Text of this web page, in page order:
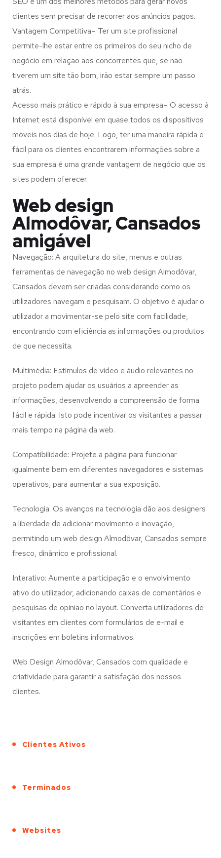
clientes sem precisar de recorrer aos anúncios pagos.
Vantagem Competitiva– Ter um site profissional
permite-lhe estar entre os primeiros do seu nicho de
negócio em relação aos concorrentes que, se não
tiverem um site tão bom, irão estar sempre um passo
atrás.
Acesso mais prático e rápido à sua empresa– O acesso à
Internet está disponível em quase todos os dispositivos
móveis nos dias de hoje. Logo, ter uma maneira rápida e
fácil para os clientes encontrarem informações sobre a
sua empresa é uma grande vantagem de negócio que os
sites podem oferecer.
Web design
Almodôvar, Cansados
amigável
Navegação: A arquitetura do site, menus e outras
ferramentas de navegação no web design Almodôvar,
Cansados devem ser criadas considerando como os
utilizadores navegam e pesquisam. O objetivo é ajudar o
utilizador a movimentar-se pelo site com facilidade,
encontrando com eficiência as informações ou produtos
de que necessita.
Multimédia: Estímulos de vídeo e áudio relevantes no
projeto podem ajudar os usuários a apreender as
informações, desenvolvendo a compreensão de forma
fácil e rápida. Isto pode incentivar os visitantes a passar
mais tempo na página da web.
Compatibilidade: Projete a página para funcionar
igualmente bem em diferentes navegadores e sistemas
operativos, para aumentar a sua exposição.
Tecnologia: Os avanços na tecnologia dão aos designers
a liberdade de adicionar movimento e inovação,
permitindo um web design Almodôvar, Cansados sempre
fresco, dinâmico e profissional.
Interativo: Aumente a participação e o envolvimento
ativo do utilizador, adicionando caixas de comentários e
pesquisas de opinião no layout. Converta utilizadores de
visitantes em clientes com formulários de e-mail e
inscrições em boletins informativos.
Web Design Almodôvar, Cansados com qualidade e
criatividade para garantir a satisfação dos nossos
clientes.
Clientes Ativos
Terminados
Websites